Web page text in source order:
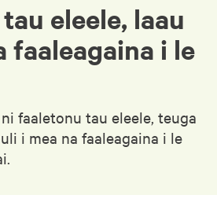
eleele, laau
faaleagaina i le
faaletonu tau eleele, teuga
i mea na faaleagaina i le